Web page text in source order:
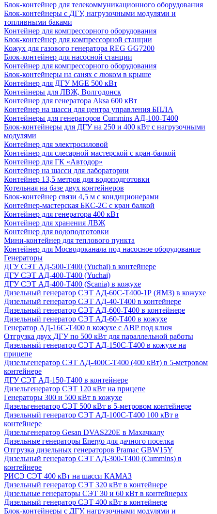
Блок-контейнер для телекоммуникационного оборудования
Блок-контейнеры с ДГУ, нагрузочными модулями и
топливными баками
Контейнер для компрессорного оборудования
Блок-контейнер для компрессорной станции
Кожух для газового генератора REG GG7200
Блок-контейнер для насосной станции
Контейнер для компрессорного оборудования
Блок-контейнеры на санях с люком в крыше
Контейнер для ДГУ MGE 500 кВт
Контейнеры для ЛВЖ, Волгодонск
Контейнер для генератора Aksa 600 кВт
Контейнер на шасси для центра управления БПЛА
Контейнеры для генераторов Cummins АД-100-Т400
Блок-контейнеры для ДГУ на 250 и 400 кВт с нагрузочными
модулями
Контейнер для электросиловой
Контейнер для слесарной мастерской с кран-балкой
Контейнер для ГК «Автодор»
Контейнер на шасси для лаборатории
Контейнер 13,5 метров для водоподготовки
Котельная на базе двух контейнеров
Блок-контейнер связи 4,5 м с кондиционерами
Контейнер-мастерская БКС-2С с кран балкой
Контейнер для генератора 400 кВт
Контейнер для хранения ЛВЖ
Контейнер для водоподготовки
Мини-контейнер для теплового пункта
Контейнер для Мосводоканала под насосное оборудование
Генераторы
ДГУ СЭТ АД-500-Т400 (Yuchai) в контейнере
ДГУ СЭТ АД-400-Т400 (Yuchai)
ДГУ СЭТ АД-400-Т400 (Scania) в кожухе
Дизельный генератор СЭТ АД-60С-Т400-1Р (ЯМЗ) в кожухе
Дизельный генератор СЭТ АД-40-Т400 в контейнере
Дизельный генератор СЭТ АД-600-Т400 в контейнере
Дизельный генератор СЭТ АД-60-Т400 в кожухе
Генератор АД-16С-Т400 в кожухе с АВР под ключ
Отгрузка двух ДГУ по 500 кВт для параллельной работы
Дизельный генератор СЭТ АД-150С-Т400 в кожухе на
прицепе
Дизельгенератор СЭТ АД-400С-Т400 (400 кВт) в 5-метровом
контейнере
ДГУ СЭТ АД-150-Т400 в контейнере
Дизельгенератор СЭТ 120 кВт на прицепе
Генераторы 300 и 500 кВт в кожухе
Дизельгенератор СЭТ 500 кВт в 5-метровом контейнере
Дизельный генератор СЭТ АД-100С-Т400 100 кВт в
контейнере
Дизельгенератор Gesan DVAS220E в Махачкалу
Дизельные генераторы Energo для дачного поселка
Отгрузка дизельных генераторов Pramac GВW15Y
Дизельный генератор СЭТ АД-300-Т400 (Cummins) в
контейнере
РИСЭ СЭТ 400 кВт на шасси КАМАЗ
Дизельный генератор СЭТ 320 кВт в контейнере
Дизельные генераторы СЭТ 30 и 60 кВт в контейнерах
Дизельный генератор СЭТ 400 кВт в контейнере
Блок-контейнеры с ДГУ, нагрузочными модулями и